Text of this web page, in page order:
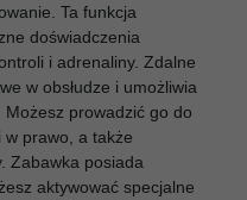
Ta funkcja
doświadczenia
i adrenaliny. Zdalne
w obsłudze i umożliwia
Możesz prowadzić go do
w prawo, a także
Zabawka posiada
aktywować specjalne